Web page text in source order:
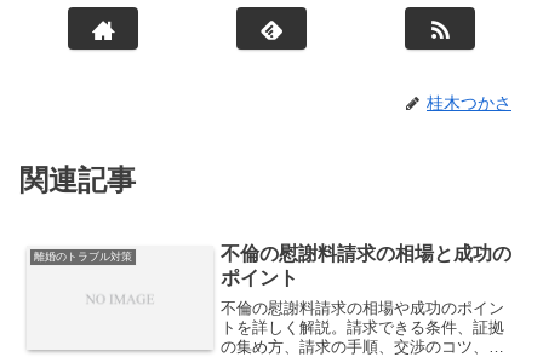
桂木つかさ
関連記事
離婚のトラブル対策
不倫の慰謝料請求の相場と成功の
ポイント
不倫の慰謝料請求の相場や成功のポイン
トを詳しく解説。請求できる条件、証拠
の集め方、請求の手順、交渉のコツ、裁